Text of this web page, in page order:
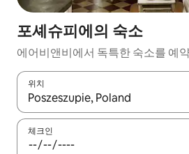
포셰슈피에의 숙소
에어비앤비에서 독특한 숙소를 예
위치
결과가 나오면 위·아래 화살표 키를
체크인